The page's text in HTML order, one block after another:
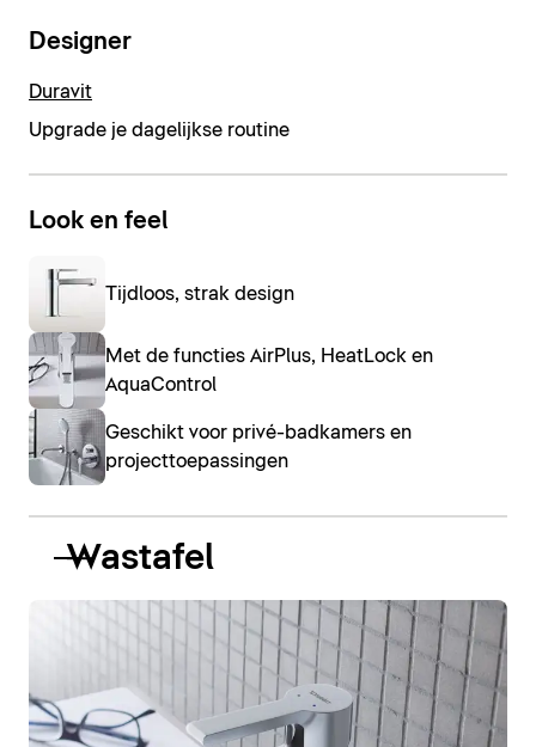
Designer
Duravit
Upgrade je dagelijkse routine
Look en feel
Tijdloos, strak design
Met de functies AirPlus, HeatLock en
AquaControl
Geschikt voor privé-badkamers en
projecttoepassingen
Wastafel